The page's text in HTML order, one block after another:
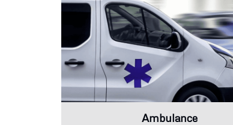
Ambulance